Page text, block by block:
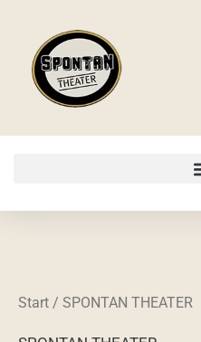
springen
Start / SPONTAN THEATER